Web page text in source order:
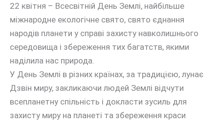
22 квітня – Всесвітній День Землі, найбільше
міжнародне екологічне свято, свято єднання
народів планети у справі захисту навколишнього
середовища і збереження тих багатств, якими
наділила нас природа.
У День Землі в різних країнах, за традицією, лунає
Дзвін миру, закликаючи людей Землі відчути
всепланетну спільність і докласти зусиль для
захисту миру на планеті та збереження краси